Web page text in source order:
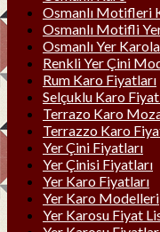
Osmanlı Motifleri
Osmanlı Motifli
Osmanlı Yer
Renkli Yer Çini
Rum Karo Fiyatları
Selçuklu Karo
Terrazo Karo
Terrazzo Karo
Yer Çini Fiyatları
Yer Çinisi Fiyatları
Yer Karo Fiyatları
Yer Karo Modelleri
Yer Karosu Fiyat